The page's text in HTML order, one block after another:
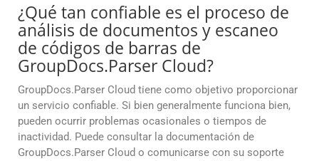
¿Qué tan confiable es el proceso de
análisis de documentos y escaneo
de códigos de barras de
GroupDocs.Parser Cloud?
GroupDocs.Parser Cloud tiene como objetivo proporcionar
un servicio confiable. Si bien generalmente funciona bien,
pueden ocurrir problemas ocasionales o tiempos de
inactividad. Puede consultar la documentación de
GroupDocs.Parser Cloud o comunicarse con su soporte